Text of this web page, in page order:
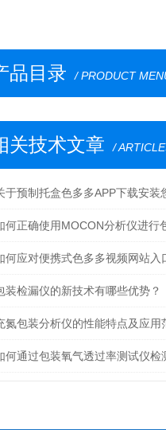
品目录 / PRODUCT
关技术文章 /
于预制托盒色多多APP下载安装
？
何正确使用MOCON分析仪进行
测试？
何应对便携式色多多视频网站入
些特殊情况？
装检漏仪的新技术有哪些优势？
氮包装分析仪的性能特点及应用
何通过包装氧气透过率测试仪检